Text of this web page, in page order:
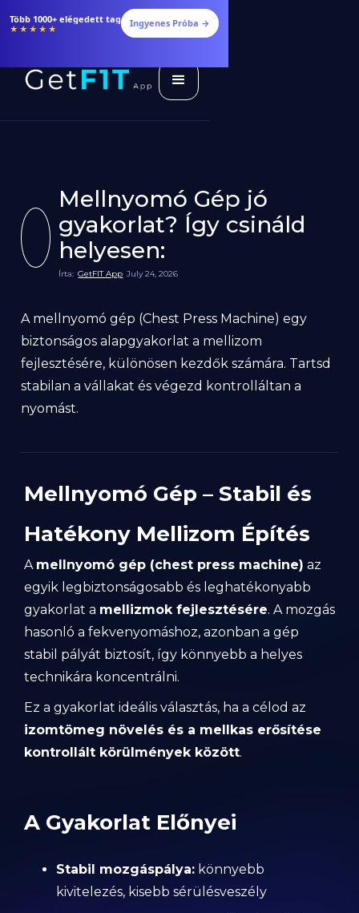
Több 1000+ elégedett tag
★★★★★ Ingyenes Próba →
Mellnyomó Gép jó
gyakorlat? Így csináld
helyesen:
Írta: GetFIT App July 24, 2026
A mellnyomó gép (Chest Press Machine) egy
biztonságos alapgyakorlat a mellizom
fejlesztésére, különösen kezdők számára. Tartsd
stabilan a vállakat és végezd kontrolláltan a
nyomást.
Mellnyomó Gép – Stabil és
Hatékony Mellizom Építés
A mellnyomó gép (chest press machine) az
egyik legbiztonságosabb és leghatékonyabb
gyakorlat a mellizmok fejlesztésére. A mozgás
hasonló a fekvenyomáshoz, azonban a gép
stabil pályát biztosít, így könnyebb a helyes
technikára koncentrálni.
Ez a gyakorlat ideális választás, ha a célod az
izomtömeg növelés és a mellkas erősítése
kontrollált körülmények között.
A Gyakorlat Előnyei
Stabil mozgáspálya: könnyebb
kivitelezés, kisebb sérülésveszély